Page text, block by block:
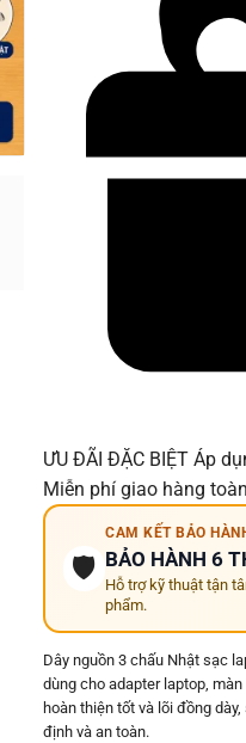
ƯU ĐÃI ĐẶC BIỆT Áp
Miễn phí giao hàng
🛡️
CAM KẾT BẢO
BẢO HÀNH 6
Hỗ trợ kỹ thuật tận
phẩm.
Dây nguồn 3 chấu Nhật sạc
dùng cho adapter laptop,
hoàn thiện tốt và lõi đồng
định và an toàn.